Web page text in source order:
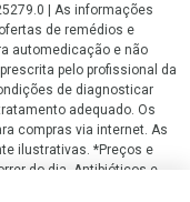
| As informações
de remédios e
automedicação e não
pelo profissional da
de diagnosticar
adequado. Os
compras via internet. As
ilustrativas. *Preços e
do dia. Antibióticos e
televendas. Portaria nº